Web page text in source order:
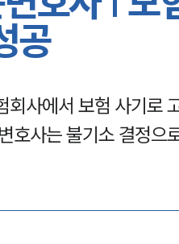
공
사에서 보험 사기로
호사는 불기소 결정으